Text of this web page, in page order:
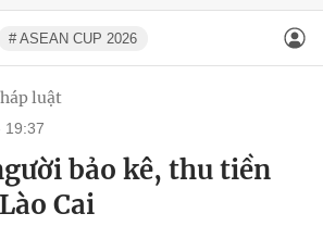
# ASEAN CUP 2026
luật
19:37
bảo kê, thu tiền
Cai